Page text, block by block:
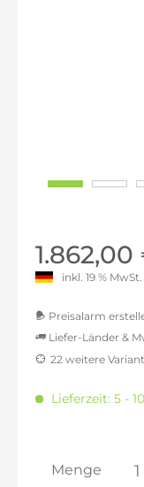
1.862,00
inkl. 19 % MwSt.
Preisalarm
Liefer-Länder &
inkl. 16%
inkl. 20%
inkl. 21%
inkl. 22%
22 weitere
Lieferzeit: 5 -
Menge